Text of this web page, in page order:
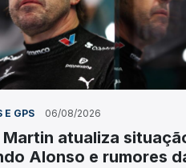
E GPS 06/08/2026
atualiza
Alonso e rumores